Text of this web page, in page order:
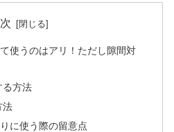
使うのはアリ！ただし隙間対
る方法
法
に使う際の留意点